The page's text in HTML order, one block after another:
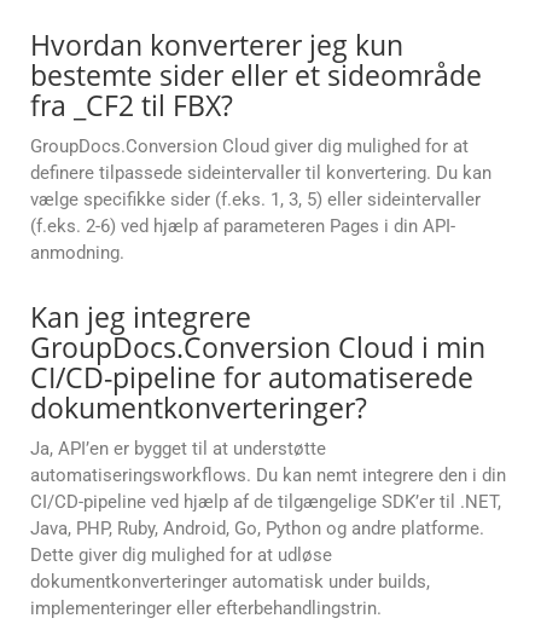
Hvordan konverterer jeg kun
bestemte sider eller et sideområde
fra _CF2 til FBX?
GroupDocs.Conversion Cloud giver dig mulighed for at
definere tilpassede sideintervaller til konvertering. Du kan
vælge specifikke sider (f.eks. 1, 3, 5) eller sideintervaller
(f.eks. 2-6) ved hjælp af parameteren Pages i din API-
anmodning.
Kan jeg integrere
GroupDocs.Conversion Cloud i min
CI/CD-pipeline for automatiserede
dokumentkonverteringer?
Ja, API’en er bygget til at understøtte
automatiseringsworkflows. Du kan nemt integrere den i din
CI/CD-pipeline ved hjælp af de tilgængelige SDK’er til .NET,
Java, PHP, Ruby, Android, Go, Python og andre platforme.
Dette giver dig mulighed for at udløse
dokumentkonverteringer automatisk under builds,
implementeringer eller efterbehandlingstrin.